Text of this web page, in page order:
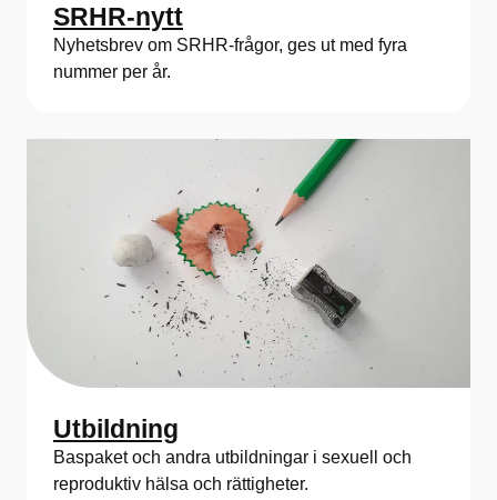
SRHR-nytt
Nyhetsbrev om SRHR-frågor, ges ut med fyra
nummer per år.
Utbildning
Baspaket och andra utbildningar i sexuell och
reproduktiv hälsa och rättigheter.